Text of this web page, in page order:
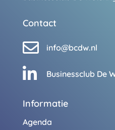
Contact
 info@bcdw.nl
 Businessclub De
Informatie
Agenda